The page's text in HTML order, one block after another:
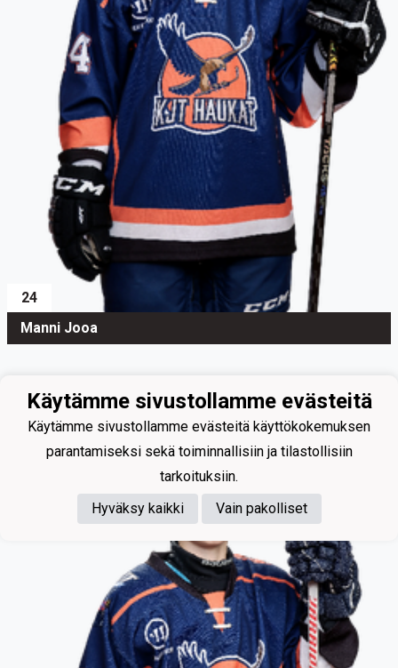
24
Manni Jooa
Käytämme sivustollamme evästeitä
Käytämme sivustollamme evästeitä käyttökokemuksen
parantamiseksi sekä toiminnallisiin ja tilastollisiin
tarkoituksiin.
Hyväksy kaikki
Vain pakolliset